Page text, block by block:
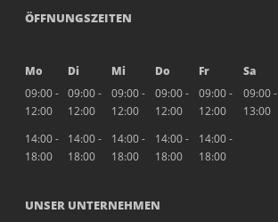
ÖFFNUNGSZEITEN
Mo Di Mi Do Fr
Sa
09:00 -
12:00
09:00 -
12:00
09:00 -
12:00
09:00 -
12:00
09:00 -
12:00
09:00 -
13:00
14:00 -
18:00
14:00 -
18:00
14:00 -
18:00
14:00 -
18:00
14:00 -
18:00
UNSER UNTERNEHMEN